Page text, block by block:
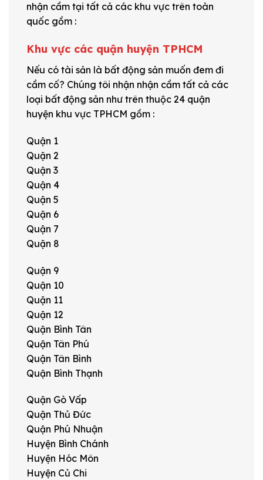
nhận cầm tại tất cả các khu vực trên toàn
quốc gồm :
Khu vực các quận huyện TPHCM
Nếu có tài sản là bất động sản muốn đem đi
cầm cố? Chúng tôi nhận nhận cầm tất cả các
loại bất động sản như trên thuộc 24 quận
huyện khu vực TPHCM gồm :
Quận 1
Quận 2
Quận 3
Quận 4
Quận 5
Quận 6
Quận 7
Quận 8
Quận 9
Quận 10
Quận 11
Quận 12
Quận Bình Tân
Quận Tân Phú
Quận Tân Bình
Quận Bình Thạnh
Quận Gò Vấp
Quận Thủ Đức
Quận Phú Nhuận
Huyện Bình Chánh
Huyện Hóc Môn
Huyện Củ Chi